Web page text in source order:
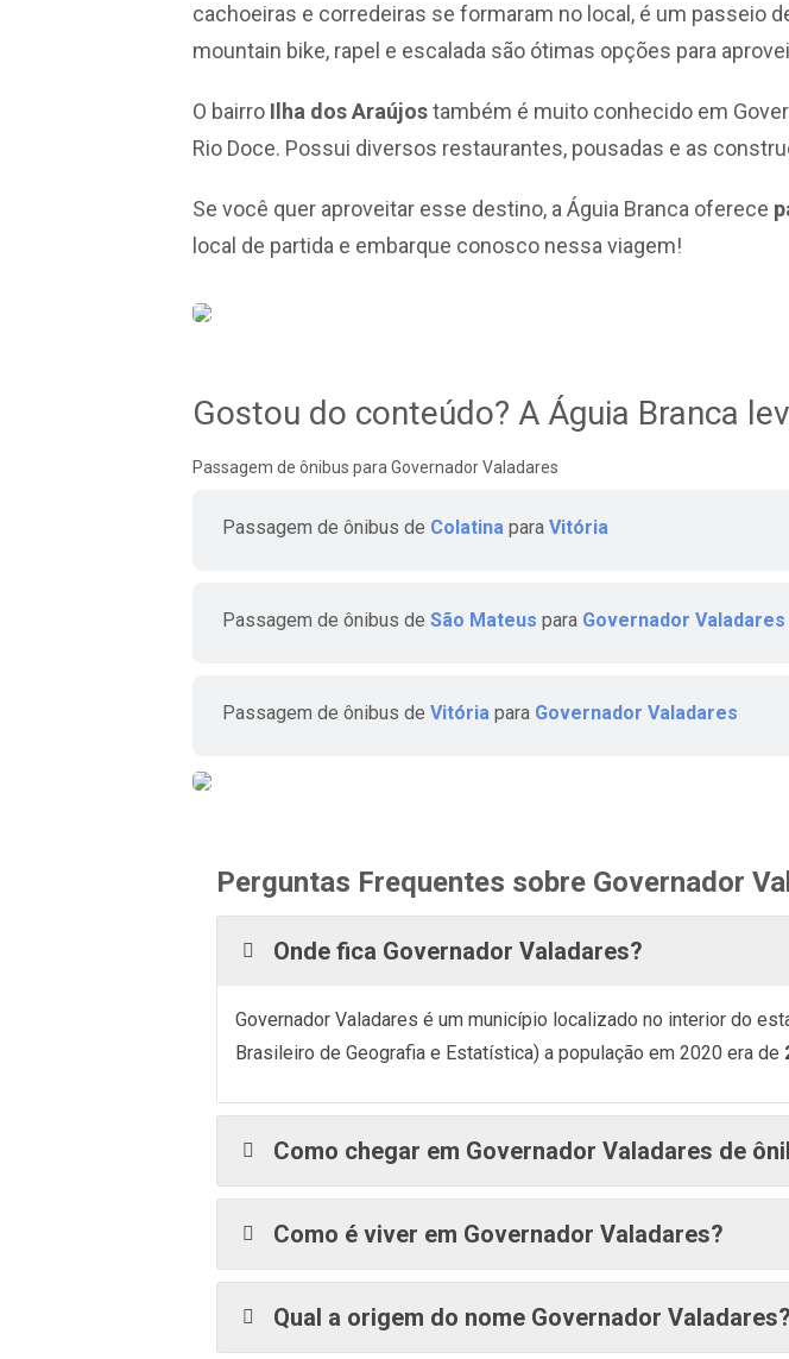
cachoeiras e corredeiras se formaram no local, é um passeio
mountain bike, rapel e escalada são ótimas opções para
O bairro Ilha dos Araújostambém é muito conhecido em
Rio Doce. Possui diversos restaurantes, pousadas e as
Se você quer aproveitar esse destino, a Águia Branca oferece
local de partida e embarque conosco nessa viagem!
Gostou do conteúdo? A Águia Branca
Passagem de ônibus para Governador Valadares
Passagem de ônibus de Colatina para Vitória
Passagem de ônibus de São Mateus para Governador Valadares
Passagem de ônibus de Vitória para Governador Valadares
Perguntas Frequentes sobre Governador
Onde fica Governador Valadares?
Governador Valadares é um município localizado no interior do
Brasileiro de Geografia e Estatística) a população em 2020 era de
Como chegar em Governador Valadares de
Como é viver em Governador Valadares?
Qual a origem do nome Governador Valadares?